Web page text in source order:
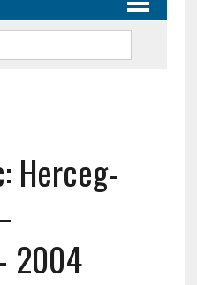
Herceg-
2004